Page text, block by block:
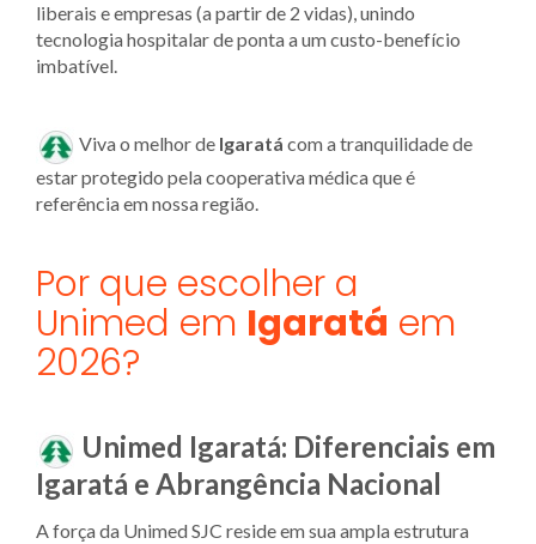
liberais e empresas (a partir de 2 vidas), unindo
tecnologia hospitalar de ponta a um custo-benefício
imbatível.
Viva o melhor de Igaratá com a tranquilidade de
estar protegido pela cooperativa médica que é
referência em nossa região.
Por que escolher a
Unimed em Igaratá em
2026?
Unimed Igaratá: Diferenciais em
Igaratá e Abrangência Nacional
A força da Unimed SJC reside em sua ampla estrutura